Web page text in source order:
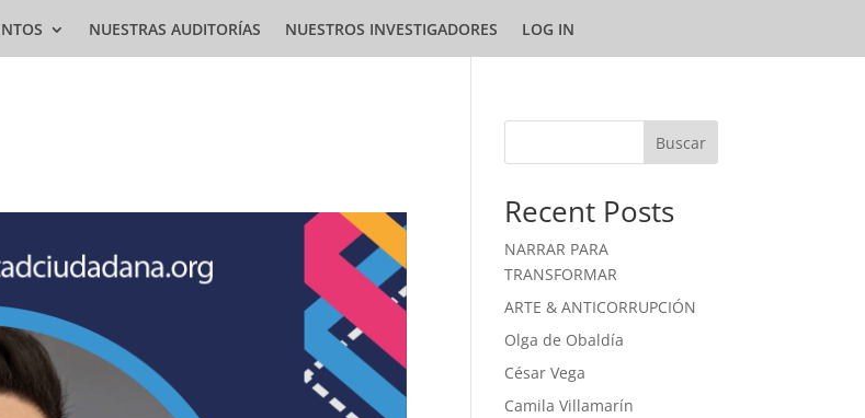
NUESTRAS AUDITORÍAS NUESTROS INVESTIGADORES LOG IN
Buscar
Recent Posts
NARRAR PARA
TRANSFORMAR
ARTE & ANTICORRUPCIÓN
Olga de Obaldía
César Vega
Camila Villamarín